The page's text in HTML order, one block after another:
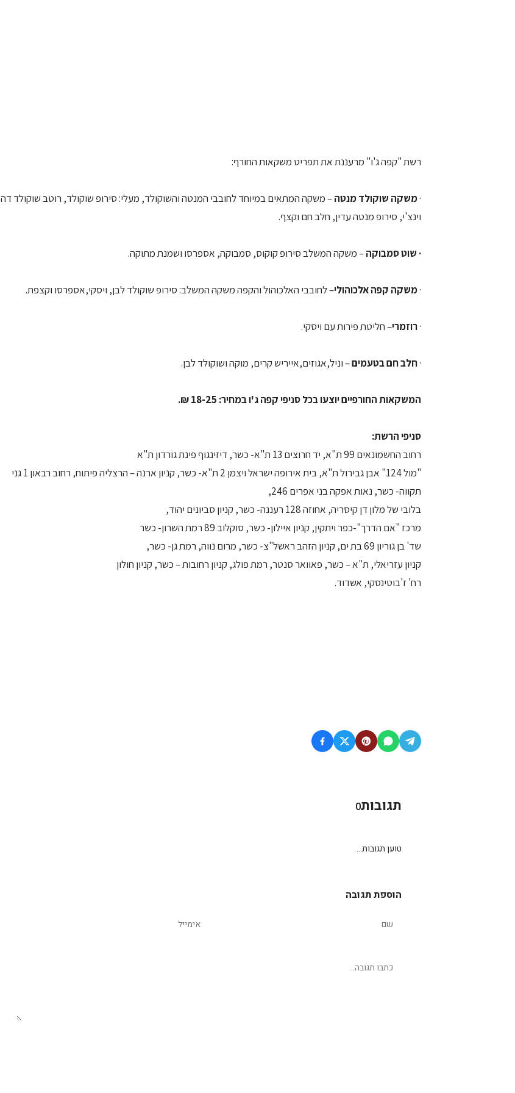
רשת "קפה ג'ו" מרעננת את תפריט משקאות החורף:
·משקה שוקולד מנטה– משקה המתאים במיוחד לחובבי המנטה והשוקולד, מעלי: סירופ שוקולד, רוטב שוקולד דה
וינצ'י, סירופ מנטה עדין, חלב חם וקצף.
· שוט סמבוקה– משקה המשלב סירופ קוקוס, סמבוקה, אספרסו ושמנת מתוקה.
·משקה קפה אלכוהולי– לחובבי האלכוהול והקפה משקה המשלב: סירופ שוקולד לבן, ויסקי,אספרסו וקצפת.
·רוזמרי– חליטת פירות עם ויסקי.
·חלב חם בטעמים– וניל,אגוזים,אייריש קרים, מוקה ושוקולד לבן.
המשקאות החורפיים יוצעו בכל סניפי קפה ג'ו במחיר: 18-25 ₪.
סניפי הרשת:
רחוב החשמונאים 99 ת"א, יד חרוצים 13 ת"א- כשר, דיזינגוף פינת גורדון ת"א
"מול 124" אבן גבירול ת"א, בית אירופה ישראל ויצמן 2 ת"א- כשר, קניון ארנה – הרצליה פיתוח, רחוב רבאון 1 גני
תקווה- כשר, נאות אפקה בני אפרים 246,
בלובי של מלון דן קיסריה, אחוזה 128 רעננה- כשר, קניון סביונים יהוד,
מרכז "אם הדרך"-כפר ויתקין, קניון איילון- כשר, סוקלוב 89 רמת השרון- כשר
שד' בן גוריון 69 בת ים, קניון הזהב ראשל"צ- כשר, מרום נווה, רמת גן- כשר,
קניון עזריאלי, ת"א – כשר, פאוואר סנטר, רמת פולג, קניון רחובות – כשר, קניון חולון
רח' ז'בוטינסקי, אשדוד.
תגובות0
טוען תגובות...
הוספת תגובה